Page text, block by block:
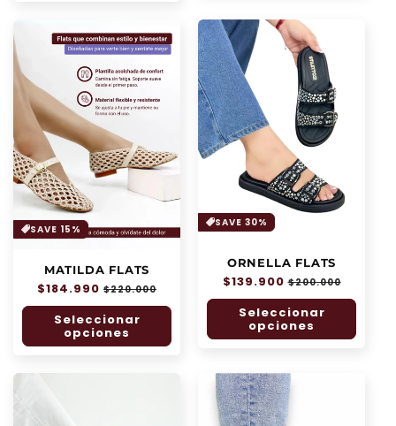
SAVE 15%
MATILDA FLATS
Precio
habitual
$184.990 Precio
de
oferta
$220.000
Seleccionar
opciones
SAVE 30%
ORNELLA FLATS
Precio
habitual
$139.900 Precio
de
oferta
$200.000
Seleccionar
opciones